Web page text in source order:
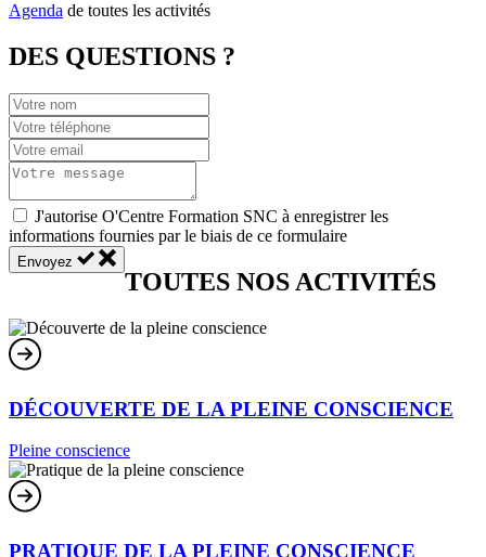
Agenda de toutes les activités
DES QUESTIONS ?
J'autorise O'Centre Formation SNC à enregistrer les
informations fournies par le biais de ce formulaire
Envoyez
TOUTES NOS ACTIVITÉS
DÉCOUVERTE DE LA PLEINE CONSCIENCE
Pleine conscience
PRATIQUE DE LA PLEINE CONSCIENCE